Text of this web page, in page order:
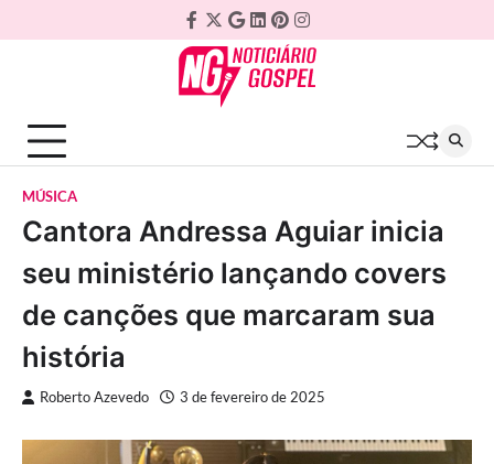
to
Facebook
Twitter
Google
Plus
Linkedin
Pinterest
Instagram
MÚSICA
Cantora Andressa Aguiar inicia
seu ministério lançando covers
de canções que marcaram sua
história
Roberto Azevedo 3 de fevereiro de 2025